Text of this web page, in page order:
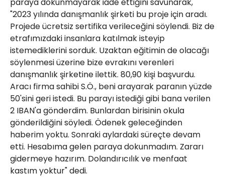
"2023 yılında danışmanlık şirketi bu proje için aradı.
Projede ücretsiz sertifika verileceğini söylendi. Biz de
etrafımızdaki insanlara katılmak isteyip
istemediklerini sorduk. Uzaktan eğitimin de olacağı
söylenmesi üzerine bize evrakını verenleri
danışmanlık şirketine ilettik. 80,90 kişi başvurdu.
Aracı firma sahibi S.Ö., beni arayarak paranın yüzde
50'sini geri istedi. Bu parayı istediği gibi bana verilen
2 IBAN'a gönderdim. Bunlardan birisinin okula
gönderildiğini söyledi. Ödenek geleceğinden
haberim yoktu. Sonraki aylardaki süreçte devam
etti. Hesabıma gelen paraya dokunmadım. Zararı
gidermeye hazırım. Dolandırıcılık ve menfaat
kastım yoktur" dedi.